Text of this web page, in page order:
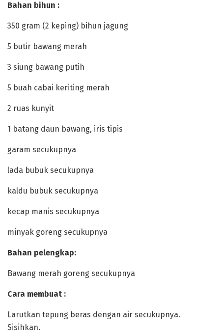
‎Bahan bihun :
‎350 gram (2 keping) bihun jagung
‎5 butir bawang merah
‎3 siung bawang putih
‎5 buah cabai keriting merah
‎2 ruas kunyit
‎1 batang daun bawang, iris tipis
‎garam secukupnya
‎lada bubuk secukupnya
‎kaldu bubuk secukupnya
‎kecap manis secukupnya
‎minyak goreng secukupnya
‎Bahan pelengkap:
‎Bawang merah goreng secukupnya
‎Cara membuat :
‎Larutkan tepung beras dengan air secukupnya.
Sisihkan.